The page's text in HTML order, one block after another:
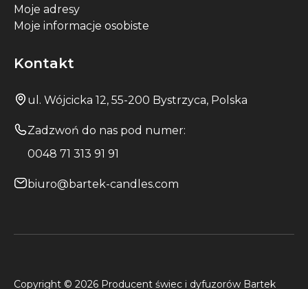
Moje adresy
Moje informacje osobiste
Kontakt
ul. Wójcicka 12, 55-200 Bystrzyca, Polska
Zadzwoń do nas pod numer:
0048 71 313 91 91
biuro@bartek-candles.com
Copyright © 2026 Producent świec i dyfuzorów Bartek